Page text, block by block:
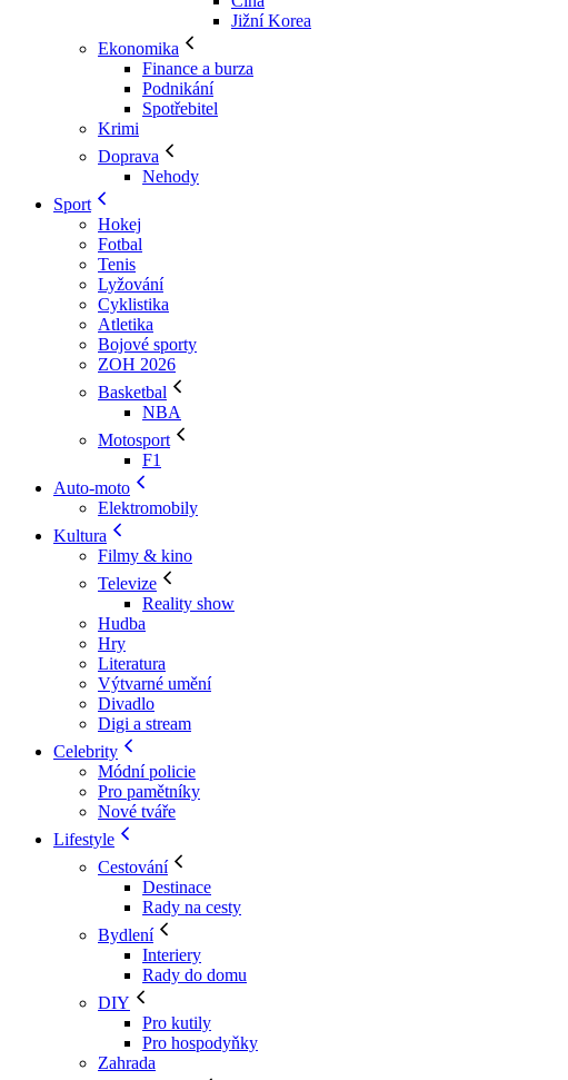
Jižní Korea
Ekonomika
Finance a burza
Podnikání
Spotřebitel
Krimi
Doprava
Nehody
Sport
Hokej
Fotbal
Tenis
Lyžování
Cyklistika
Atletika
Bojové sporty
ZOH 2026
Basketbal
NBA
Motosport
F1
Auto-moto
Elektromobily
Kultura
Filmy & kino
Televize
Reality show
Hudba
Hry
Literatura
Výtvarné umění
Divadlo
Digi a stream
Celebrity
Módní policie
Pro pamětníky
Nové tváře
Lifestyle
Cestování
Destinace
Rady na cesty
Bydlení
Interiery
Rady do domu
DIY
Pro kutily
Pro hospodyňky
Zahrada